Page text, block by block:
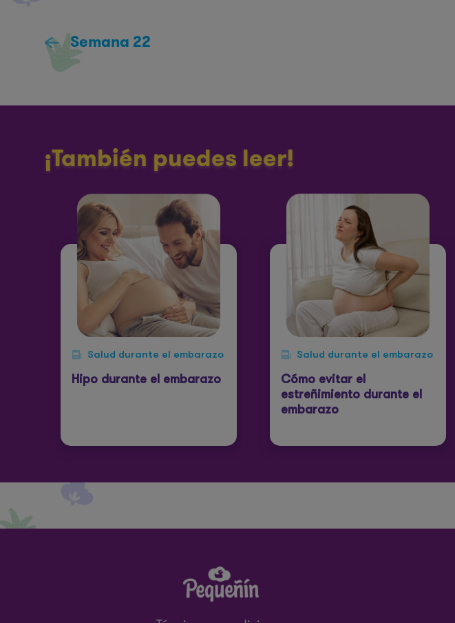
Semana 22
¡También puedes leer!
Salud durante el embarazo
Hipo durante el embarazo
Salud durante el embarazo
Cómo evitar el
estreñimiento durante el
embarazo